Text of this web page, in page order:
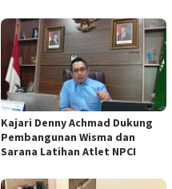
Kajari Denny Achmad Dukung
Pembangunan Wisma dan
Sarana Latihan Atlet NPCI